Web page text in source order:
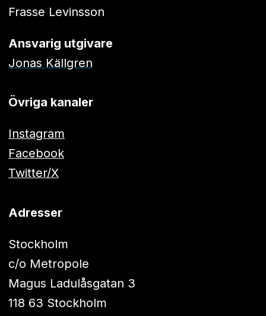
Frasse Levinsson
Ansvarig utgivare
Jonas Källgren
Övriga kanaler
Instagram
Facebook
Twitter/X
Adresser
Stockholm
c/o Metropole
Magus Ladulåsgatan 3
118 63 Stockholm